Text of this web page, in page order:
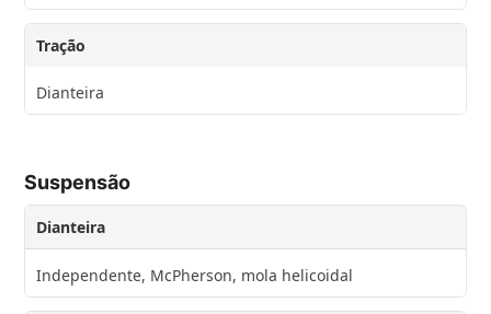
Tração
Dianteira
Suspensão
Dianteira
Independente, McPherson, mola helicoidal